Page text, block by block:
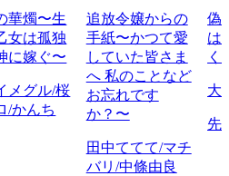
華燭〜生
女は孤独
に嫁ぐ〜
メグル/桜
/かんち
追放令嬢からの
手紙〜かつて愛
していた皆さま
へ 私のことなど
お忘れです
か？〜
田中ててて/マチ
バリ/中條由良
偽
は
く
大
先